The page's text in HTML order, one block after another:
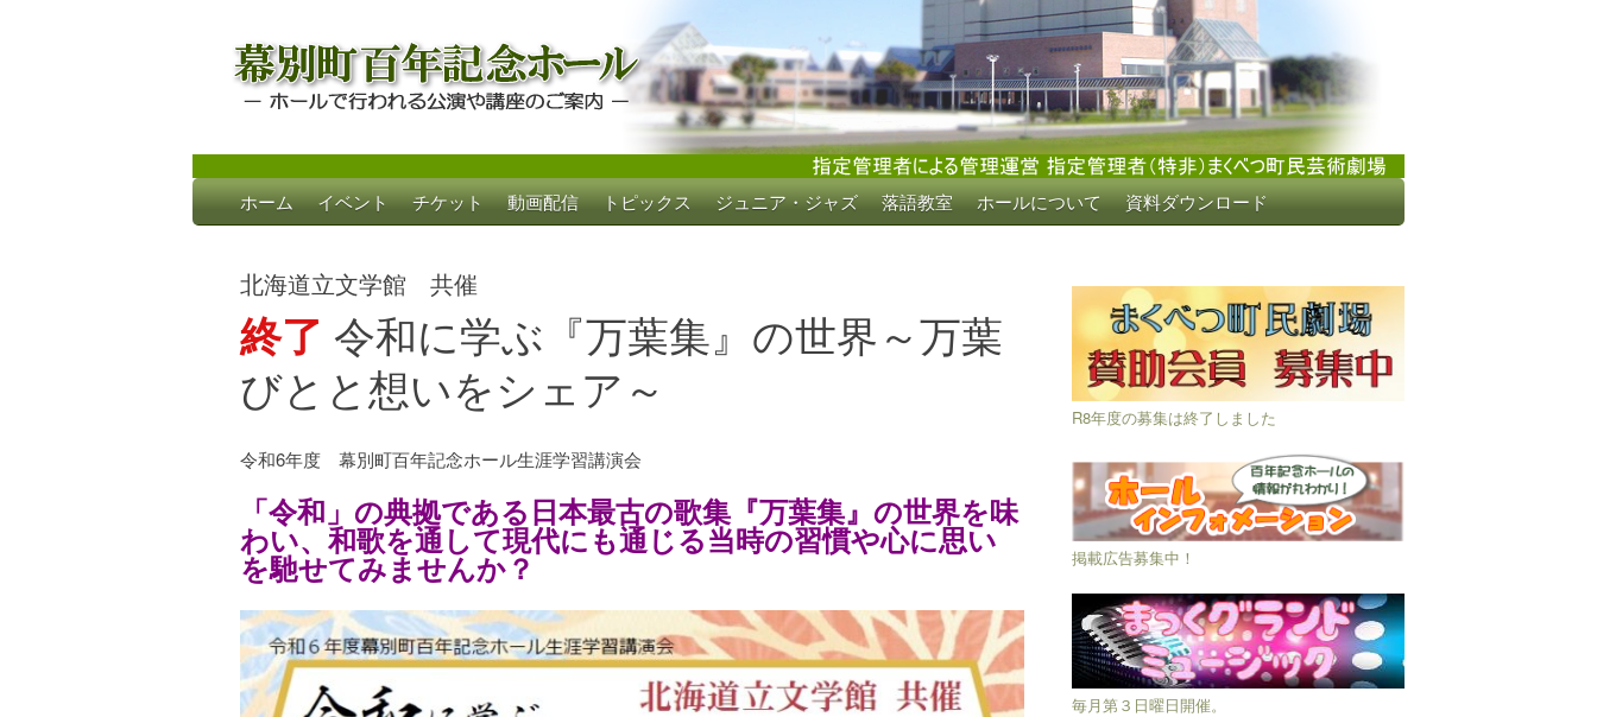
幕別町百年記念ホール
ホールで行われる公演や講座のご案内
Skip
to
ホーム イベント チケット 動画配信 トピックス ジュニア・ジャズ 落語教室 ホールについて 資料ダウンロード
北海道立文学館 共催
終了 令和に学ぶ『万葉集』の世界～万葉
びとと想いをシェア～
令和6年度 幕別町百年記念ホール生涯学習講演会
「令和」の典拠である日本最古の歌集『万葉集』の世界を味
わい、和歌を通して現代にも通じる当時の習慣や心に思い
を馳せてみませんか？
R8年度の募集は終了しました
掲載広告募集中！
毎月第３日曜日開催。